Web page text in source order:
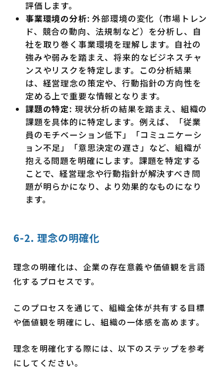
評価します。
事業環境の分析: 外部環境の変化（市場トレン
ド、競合の動向、法規制など）を分析し、自
社を取り巻く事業環境を理解します。自社の
強みや弱みを踏まえ、将来的なビジネスチャ
ンスやリスクを特定します。この分析結果
は、経営理念の策定や、行動指針の方向性を
定める上で重要な情報となります。
課題の特定: 現状分析の結果を踏まえ、組織の
課題を具体的に特定します。例えば、「従業
員のモチベーション低下」「コミュニケーシ
ョン不足」「意思決定の遅さ」など、組織が
抱える問題を明確にします。課題を特定する
ことで、経営理念や行動指針が解決すべき問
題が明らかになり、より効果的なものになり
ます。
6-2. 理念の明確化
理念の明確化は、企業の存在意義や価値観を言語
化するプロセスです。
このプロセスを通じて、組織全体が共有する目標
や価値観を明確にし、組織の一体感を高めます。
理念を明確化する際には、以下のステップを参考
にしてください。